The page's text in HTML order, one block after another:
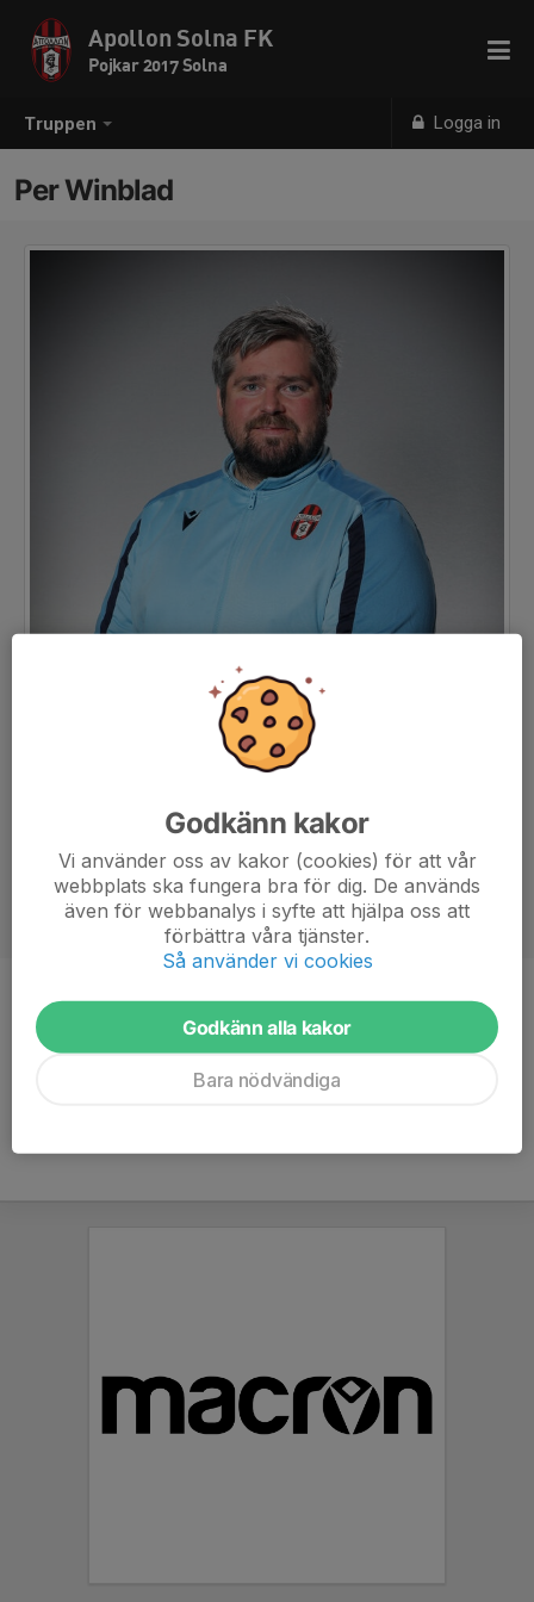
Truppen Logga in
Apollon Solna FK
Pojkar 2017 Solna
Per Winblad
Titel
Huvudtränare
Ålder
41 år
Godkänn kakor
Vi använder oss av kakor (cookies) för att vår
webbplats ska fungera bra för dig. De används
även för webbanalys i syfte att hjälpa oss att
förbättra våra tjänster.
Så använder vi cookies
Godkänn alla kakor
Bara nödvändiga